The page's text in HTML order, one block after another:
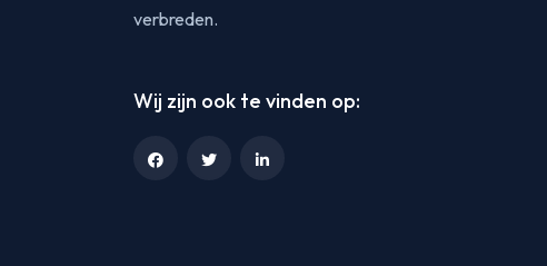
verbreden.
Wij zijn ook te vinden op: